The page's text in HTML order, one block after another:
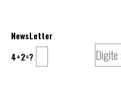
NewsLetter
4+2=?